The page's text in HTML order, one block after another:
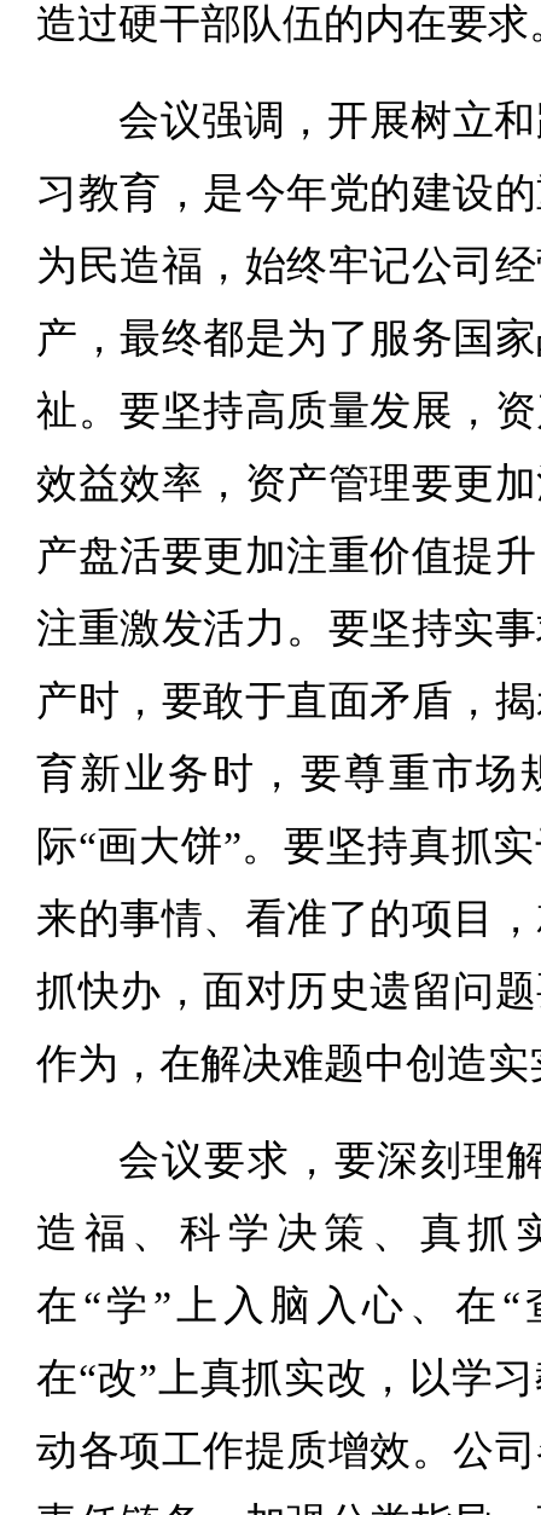
造过硬干部队伍的内在要求
会议强调，开展树立
习教育，是今年党的建设
为民造福，始终牢记公司
产，最终都是为了服务国
祉。要坚持高质量发展，
效益效率，资产管理要更
产盘活要更加注重价值提
注重激发活力。要坚持实
产时，要敢于直面矛盾，
育新业务时，要尊重市场
际“画大饼”。要坚持真抓
来的事情、看准了的项目
抓快办，面对历史遗留问
作为，在解决难题中创造
会议要求，要深刻理
造福、科学决策、真抓
在“学”上入脑入心、在“
在“改”上真抓实改，以学
动各项工作提质增效。公